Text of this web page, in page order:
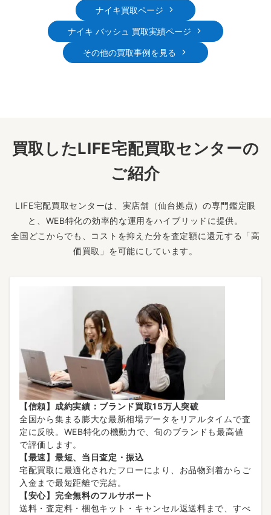
ナイキ買取ページ
ナイキ バッシュ 買取実績ページ
その他の買取事例を見る
買取したLIFE宅配買取センターの
ご紹介
LIFE宅配買取センターは、実店舗（仙台拠点）の専門鑑定眼
と、WEB特化の効率的な運用をハイブリッドに提供。
全国どこからでも、コストを抑えた分を査定額に還元する「高
価買取」を可能にしています。
【信頼】成約実績：ブランド買取15万人突破
全国から集まる膨大な最新相場データをリアルタイムで査
定に反映。WEB特化の機動力で、旬のブランドも最高値
で評価します。
【最速】最短、当日査定・振込
宅配買取に最適化されたフローにより、お品物到着からご
入金まで最短距離で完結。
【安心】完全無料のフルサポート
送料・査定料・梱包キット・キャンセル返送料まで、すべ